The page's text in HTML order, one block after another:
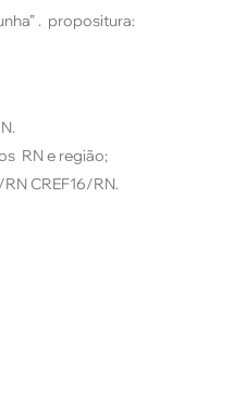
. propositura:
RN e região;
CREF16/RN.